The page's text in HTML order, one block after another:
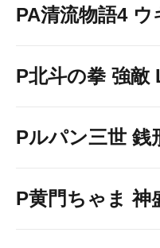
PA清流物語4
P北斗の拳 強敵
Pルパン三世 銭
P黄門ちゃま 神